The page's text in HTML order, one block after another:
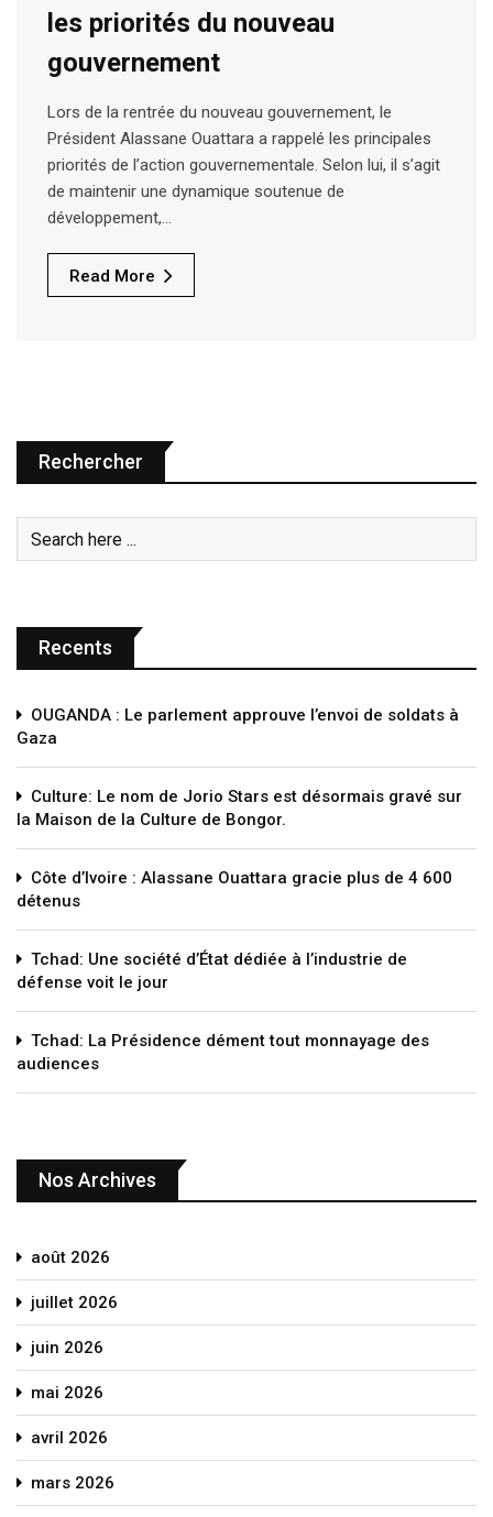
les priorités du nouveau
gouvernement
Lors de la rentrée du nouveau gouvernement, le
Président Alassane Ouattara a rappelé les principales
priorités de l’action gouvernementale. Selon lui, il s’agit
de maintenir une dynamique soutenue de
développement,…
Read More
Rechercher
Recents
OUGANDA : Le parlement approuve l’envoi de soldats à
Gaza
Culture: Le nom de Jorio Stars est désormais gravé sur
la Maison de la Culture de Bongor.
Côte d’Ivoire : Alassane Ouattara gracie plus de 4 600
détenus
Tchad: Une société d’État dédiée à l’industrie de
défense voit le jour
Tchad: La Présidence dément tout monnayage des
audiences
Nos Archives
août 2026
juillet 2026
juin 2026
mai 2026
avril 2026
mars 2026